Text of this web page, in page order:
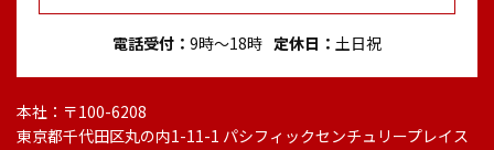
電話受付 9時～18時 定休日 土日祝
本社：〒100-6208
東京都千代田区丸の内1-11-1 パシフィックセンチュリープレイス